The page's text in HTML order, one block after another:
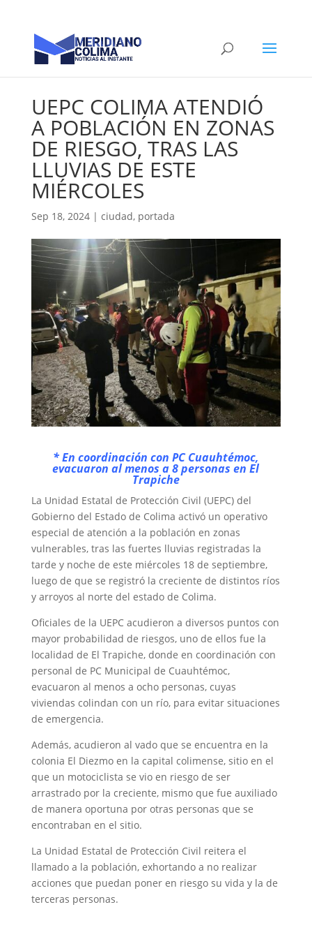
UEPC COLIMA ATENDIÓ
A POBLACIÓN EN ZONAS
DE RIESGO, TRAS LAS
LLUVIAS DE ESTE
MIÉRCOLES
Sep 18, 2024| ciudad, portada
* En coordinación con PC Cuauhtémoc,
evacuaron al menos a 8 personas en El
Trapiche
La Unidad Estatal de Protección Civil (UEPC) del
Gobierno del Estado de Colima activó un operativo
especial de atención a la población en zonas
vulnerables, tras las fuertes lluvias registradas la
tarde y noche de este miércoles 18 de septiembre,
luego de que se registró la creciente de distintos ríos
y arroyos al norte del estado de Colima.
Oficiales de la UEPC acudieron a diversos puntos con
mayor probabilidad de riesgos, uno de ellos fue la
localidad de El Trapiche, donde en coordinación con
personal de PC Municipal de Cuauhtémoc,
evacuaron al menos a ocho personas, cuyas
viviendas colindan con un río, para evitar situaciones
de emergencia.
Además, acudieron al vado que se encuentra en la
colonia El Diezmo en la capital colimense, sitio en el
que un motociclista se vio en riesgo de ser
arrastrado por la creciente, mismo que fue auxiliado
de manera oportuna por otras personas que se
encontraban en el sitio.
La Unidad Estatal de Protección Civil reitera el
llamado a la población, exhortando a no realizar
acciones que puedan poner en riesgo su vida y la de
terceras personas.